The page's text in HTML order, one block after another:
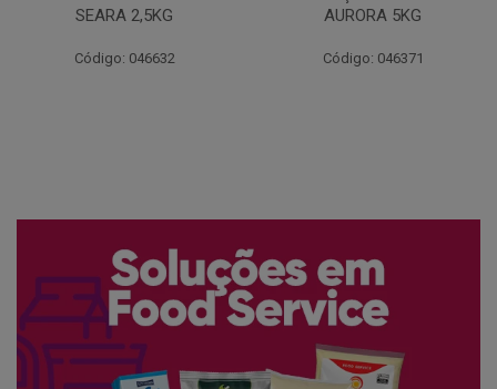
AURORA 5KG
Código: 046371
FATIADO PAKAN 200G
Código: 061522